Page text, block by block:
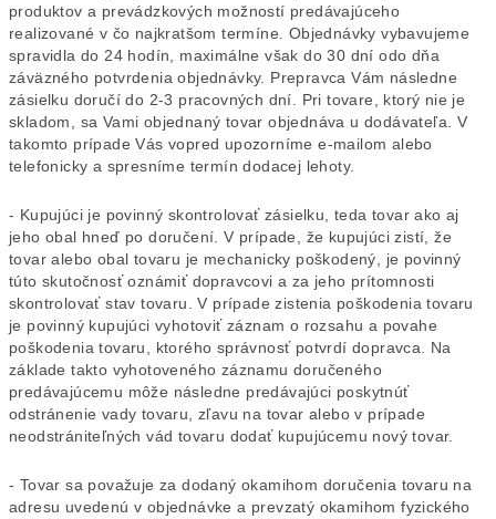
produktov a prevádzkových možností predávajúceho
realizované v čo najkratšom termíne. Objednávky vybavujeme
spravidla do 24 hodín, maximálne však do 30 dní odo dňa
záväzného potvrdenia objednávky. Prepravca Vám následne
zásielku doručí do 2-3 pracovných dní. Pri tovare, ktorý nie je
skladom, sa Vami objednaný tovar objednáva u dodávateľa. V
takomto prípade Vás vopred upozorníme e-mailom alebo
telefonicky a spresníme termín dodacej lehoty.
- Kupujúci je povinný skontrolovať zásielku, teda tovar ako aj
jeho obal hneď po doručení. V prípade, že kupujúci zistí, že
tovar alebo obal tovaru je mechanicky poškodený, je povinný
túto skutočnosť oznámiť dopravcovi a za jeho prítomnosti
skontrolovať stav tovaru. V prípade zistenia poškodenia tovaru
je povinný kupujúci vyhotoviť záznam o rozsahu a povahe
poškodenia tovaru, ktorého správnosť potvrdí dopravca. Na
základe takto vyhotoveného záznamu doručeného
predávajúcemu môže následne predávajúci poskytnúť
odstránenie vady tovaru, zľavu na tovar alebo v prípade
neodstrániteľných vád tovaru dodať kupujúcemu nový tovar.
- Tovar sa považuje za dodaný okamihom doručenia tovaru na
adresu uvedenú v objednávke a prevzatý okamihom fyzického